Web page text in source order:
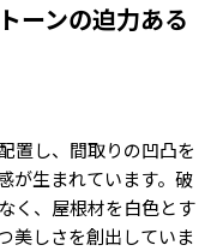
ーンの迫力ある
置し、間取りの凹凸を
が生まれています。破
く、屋根材を白色とす
美しさを創出していま